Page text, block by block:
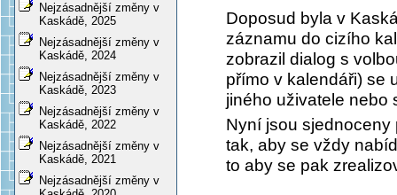
Nejzásadnější změny v
Kaskádě, 2025
Nejzásadnější změny v
Kaskádě, 2024
Nejzásadnější změny v
Kaskádě, 2023
Nejzásadnější změny v
Kaskádě, 2022
Nejzásadnější změny v
Kaskádě, 2021
Nejzásadnější změny v
Doposud byla v
záznamu do cizího
zobrazil dialog s
přímo v kalendáři) se
jiného uživatele nebo
Nyní jsou
tak, aby se vždy
to aby se pak